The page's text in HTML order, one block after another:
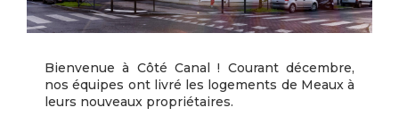
Bienvenue à Côté Canal ! Courant décembre,
nos équipes ont livré les logements de Meaux à
leurs nouveaux propriétaires.